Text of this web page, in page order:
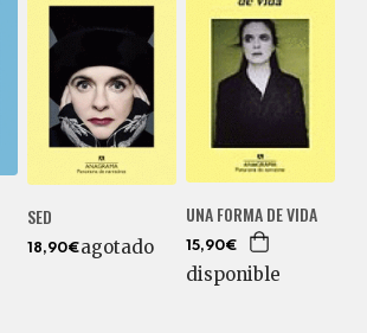
SED
18,90€agotado
UNA FORMA DE VIDA
15,90€
disponible